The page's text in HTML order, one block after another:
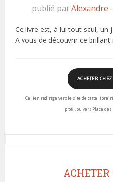
publié parAlexandre
Ce livre est, à lui tout seul, un
A vous de découvrir ce brillant
ACHETER
Ce lien redirige vers le site de cette
profil, ou vers Place
ACHETER